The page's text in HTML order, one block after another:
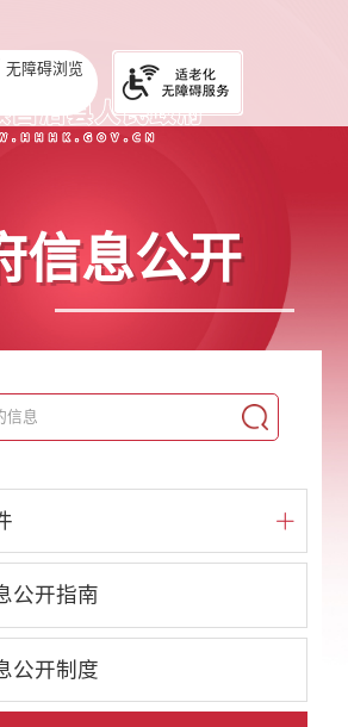
无障碍浏览
信息公开
公开指南
公开制度